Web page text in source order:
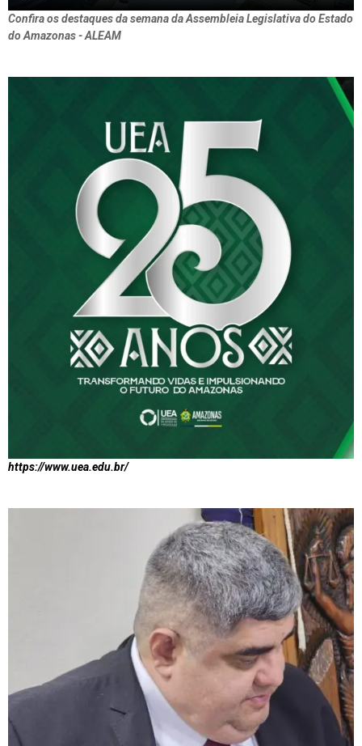
Confira os destaques da semana da Assembleia Legislativa do Estado
do Amazonas - ALEAM
https://www.uea.edu.br/